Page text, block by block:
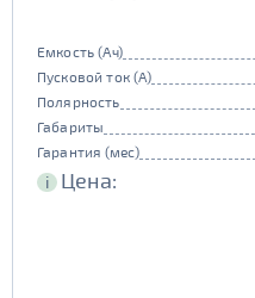
Емкость (Ач)
Пусковой ток (А)
Полярность
Габариты
Гарантия (мес)
i Цена: